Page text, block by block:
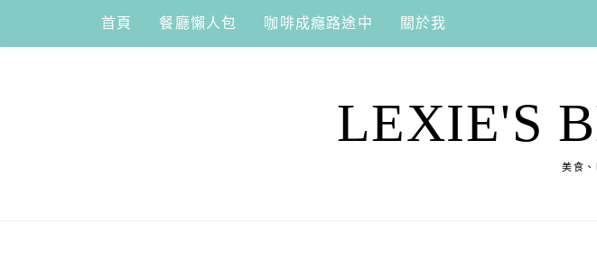
content
首頁 餐廳懶人包 咖啡成癮路途中 關於我
LEXIE'S
美食